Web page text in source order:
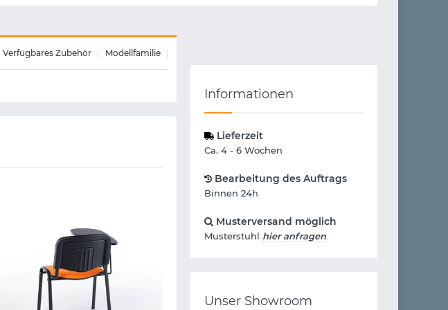
Verfügbares Zubehör Modellfamilie
Informationen
Lieferzeit
Ca. 4 - 6 Wochen
Bearbeitung des Auftrags
Binnen 24h
Musterversand möglich
Musterstuhl hier anfragen
Unser Showroom